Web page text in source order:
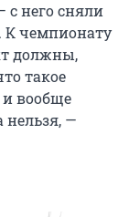
с него сняли
К чемпионату
должны,
такое
и вообще
нельзя, —